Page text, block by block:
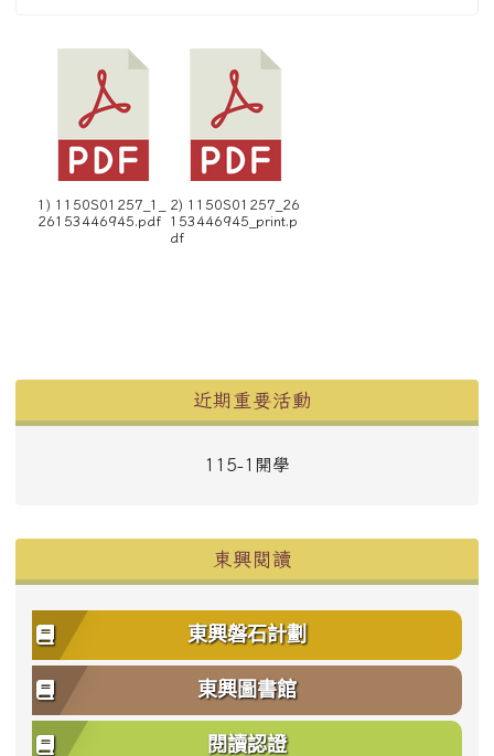
1) 1150S01257_1_
26153446945.pdf
2) 1150S01257_26
153446945_print.p
df
近期重要活動
115-1開學
東興閱讀
東興磐石計劃
東興圖書館
閱讀認證